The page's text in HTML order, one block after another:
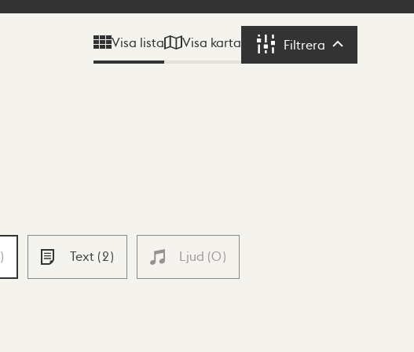
Visa lista Visa karta Filtrera Filtrera
) Text (2) Ljud (0)